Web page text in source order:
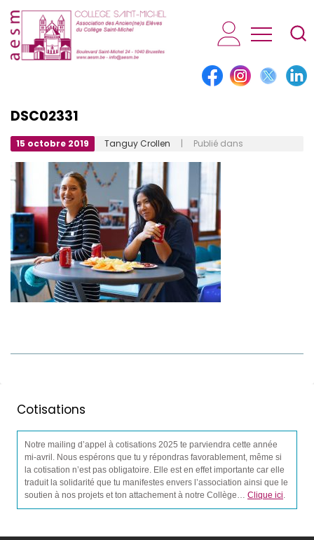
AESM...
DSC02331
15 octobre 2019 Tanguy Crollen | Publié dans
Cotisations
Notre mailing d’appel à cotisations 2025 te parviendra cette année
mi-avril. Nous espérons que tu y répondras favorablement, même si
la cotisation n’est pas obligatoire. Elle est en effet importante car elle
traduit la solidarité que tu manifestes envers l’association ainsi que le
soutien à nos projets et ton attachement à notre Collège… Clique ici.